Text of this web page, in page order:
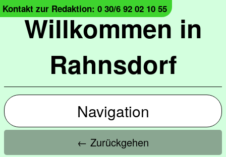
Willkommen in
Rahnsdorf
Kontakt zur Redaktion: 0 30/6 92 02 10 55
Navigation
← Zurückgehen